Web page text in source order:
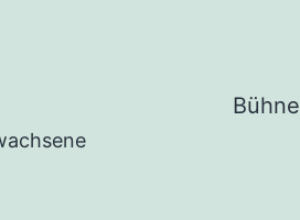
Bühne